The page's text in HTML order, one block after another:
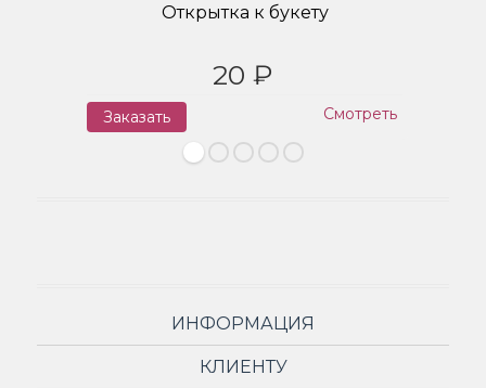
Открытка к букету
20 ₽
Заказать Смотреть
ИНФОРМАЦИЯ
КЛИЕНТУ